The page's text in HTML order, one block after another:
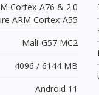
Cortex-A76 & 2.0
ARM Cortex-A55
Mali-G57 MC2
4096 / 6144 MB
Android 11